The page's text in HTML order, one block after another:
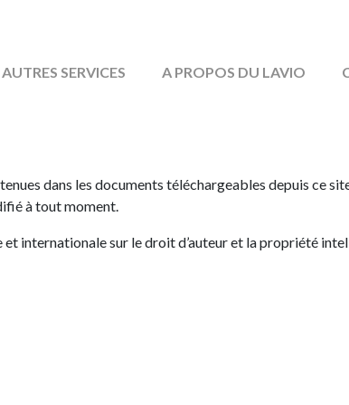
AUTRES SERVICES A PROPOS DU LAVIO
dans les documents téléchargeables depuis ce
à tout moment.
et internationale sur le droit d’auteur et la propriété